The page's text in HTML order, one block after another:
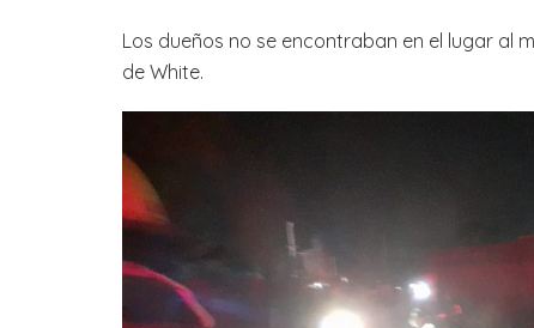
Los dueños no se encontraban en el lugar al
de White.